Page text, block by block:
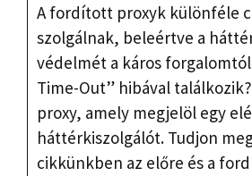
A fordított proxyk különféle
szolgálnak, beleértve a
védelmét a káros
Time-Out” hibával
proxy, amely megjelöl egy
háttérkiszolgálót. Tudjon
cikkünkben az előre és a